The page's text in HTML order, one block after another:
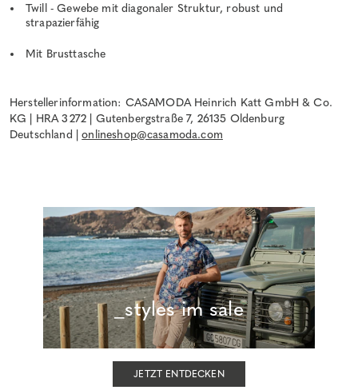
Twill - Gewebe mit diagonaler Struktur, robust und
strapazierfähig
Mit Brusttasche
Herstellerinformation: CASAMODA Heinrich Katt GmbH & Co.
KG | HRA 3272 | Gutenbergstraße 7, 26135 Oldenburg
Deutschland |onlineshop@casamoda.com
_styles im sale
JETZT ENTDECKEN